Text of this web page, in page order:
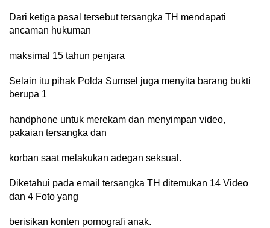
Dari ketiga pasal tersebut tersangka TH mendapati
ancaman hukuman
maksimal 15 tahun penjara
Selain itu pihak Polda Sumsel juga menyita barang bukti
berupa 1
handphone untuk merekam dan menyimpan video,
pakaian tersangka dan
korban saat melakukan adegan seksual.
Diketahui pada email tersangka TH ditemukan 14 Video
dan 4 Foto yang
berisikan konten pornografi anak.